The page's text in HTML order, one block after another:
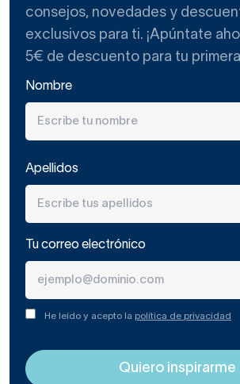
consejos, novedades y
exclusivos para ti. ¡Apúntate
5€ de descuento para tu
Nombre
Apellidos
Tu correo electrónico
He leído y acepto la política de privacidad